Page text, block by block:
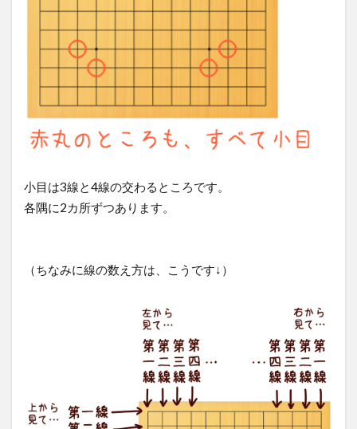
小目は3線と4線の交わるところです。
各隅に2カ所ずつあります。
（ちなみに線の数え方は、こうです↓）